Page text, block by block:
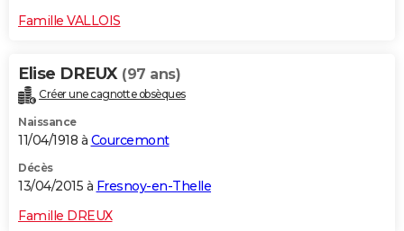
Famille VALLOIS
Elise DREUX (97 ans)
Créer une cagnotte obsèques
Naissance
11/04/1918 à Courcemont
Décès
13/04/2015 à Fresnoy-en-Thelle
Famille DREUX